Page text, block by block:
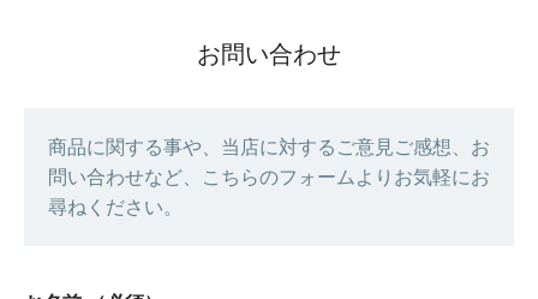
お問い合わせ
商品に関する事や、当店に対するご意見ご感想、お
問い合わせなど、こちらのフォームよりお気軽にお
尋ねください。